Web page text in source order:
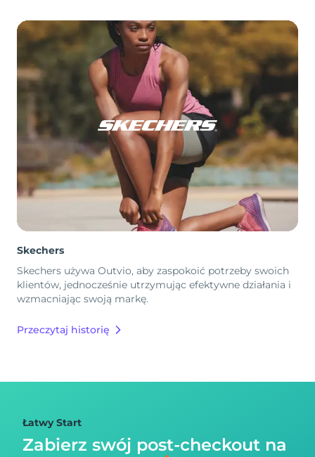
Skechers
Skechers używa Outvio, aby zaspokoić potrzeby swoich
klientów, jednocześnie utrzymując efektywne działania i
wzmacniając swoją markę.
Przeczytaj historię
Łatwy Start
Zabierz swój post-checkout na